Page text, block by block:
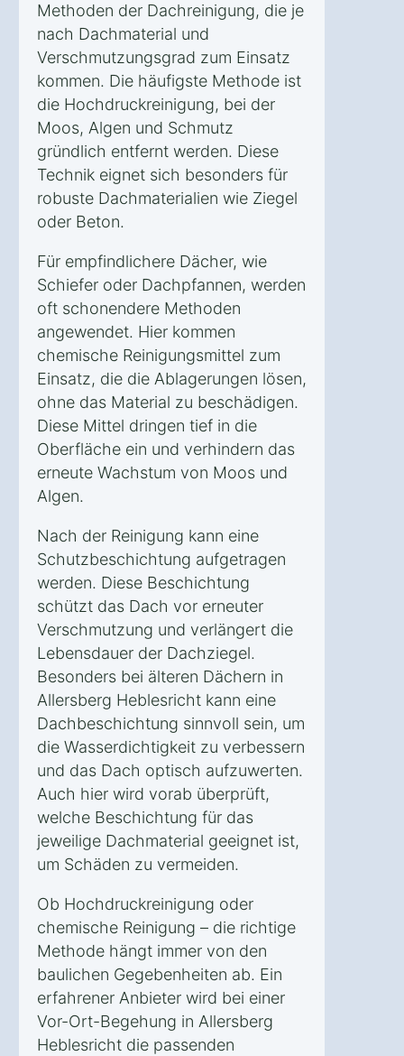
Methoden der Dachreinigung, die je
nach Dachmaterial und
Verschmutzungsgrad zum Einsatz
kommen. Die häufigste Methode ist
die Hochdruckreinigung, bei der
Moos, Algen und Schmutz
gründlich entfernt werden. Diese
Technik eignet sich besonders für
robuste Dachmaterialien wie Ziegel
oder Beton.
Für empfindlichere Dächer, wie
Schiefer oder Dachpfannen, werden
oft schonendere Methoden
angewendet. Hier kommen
chemische Reinigungsmittel zum
Einsatz, die die Ablagerungen lösen,
ohne das Material zu beschädigen.
Diese Mittel dringen tief in die
Oberfläche ein und verhindern das
erneute Wachstum von Moos und
Algen.
Nach der Reinigung kann eine
Schutzbeschichtung aufgetragen
werden. Diese Beschichtung
schützt das Dach vor erneuter
Verschmutzung und verlängert die
Lebensdauer der Dachziegel.
Besonders bei älteren Dächern in
Allersberg Heblesricht kann eine
Dachbeschichtung sinnvoll sein, um
die Wasserdichtigkeit zu verbessern
und das Dach optisch aufzuwerten.
Auch hier wird vorab überprüft,
welche Beschichtung für das
jeweilige Dachmaterial geeignet ist,
um Schäden zu vermeiden.
Ob Hochdruckreinigung oder
chemische Reinigung – die richtige
Methode hängt immer von den
baulichen Gegebenheiten ab. Ein
erfahrener Anbieter wird bei einer
Vor-Ort-Begehung in Allersberg
Heblesricht die passenden